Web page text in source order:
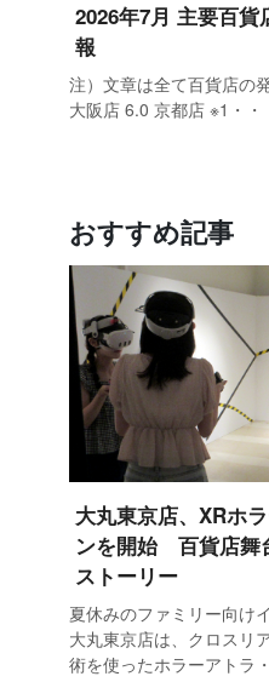
大手百
2.4％
もあ
高島屋
2026年7月 主要百貨
報
注）文章は全て百貨店の
大阪店 6.0 京都店 ※1・・
おすすめ記事
大丸東京店、XRホ
ンを開始 百貨店舞
ストーリー
夏休みのファミリー向け
大丸東京店は、クロスリ
術を使ったホラーアトラ